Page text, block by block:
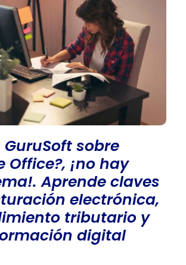
GuruSoft sobre
Office?, ¡no hay
Aprende claves
electrónica,
tributario y
digital